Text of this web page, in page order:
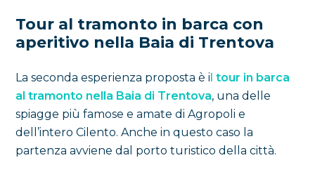
Tour al tramonto in barca con
aperitivo nella Baia di Trentova
La seconda esperienza proposta è il tour in barca
al tramonto nella Baia di Trentova, una delle
spiagge più famose e amate di Agropoli e
dell’intero Cilento. Anche in questo caso la
partenza avviene dal porto turistico della città.